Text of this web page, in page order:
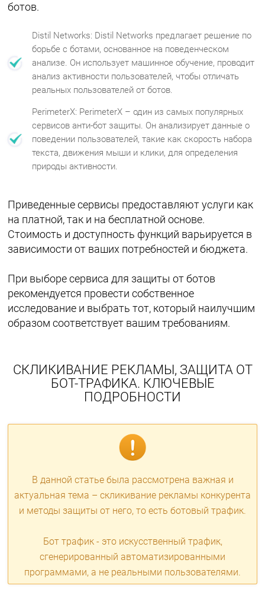
ботов.
Distil Networks: Distil Networks предлагает решение по
борьбе с ботами, основанное на поведенческом
анализе. Он использует машинное обучение, проводит
анализ активности пользователей, чтобы отличать
реальных пользователей от ботов.
PerimeterX: PerimeterX – один из самых популярных
сервисов анти-бот защиты. Он анализирует данные о
поведении пользователей, такие как скорость набора
текста, движения мыши и клики, для определения
природы активности.
Приведенные сервисы предоставляют услуги как
на платной, так и на бесплатной основе.
Стоимость и доступность функций варьируется в
зависимости от ваших потребностей и бюджета.
При выборе сервиса для защиты от ботов
рекомендуется провести собственное
исследование и выбрать тот, который наилучшим
образом соответствует вашим требованиям.
СКЛИКИВАНИЕ РЕКЛАМЫ, ЗАЩИТА ОТ
БОТ-ТРАФИКА. КЛЮЧЕВЫЕ
ПОДРОБНОСТИ
В данной статье была рассмотрена важная и
актуальная тема – скликивание рекламы конкурента
и методы защиты от него, то есть ботовый трафик.
Бот трафик - это искусственный трафик,
сгенерированный автоматизированными
программами, а не реальными пользователями.